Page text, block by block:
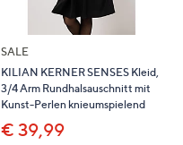
SALE
KILIAN KERNER SENSES Kleid,
3/4 Arm Rundhalsauschnitt mit
Kunst-Perlen knieumspielend
€ 39,99